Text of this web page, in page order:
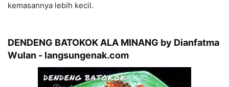
kemasannya lebih kecil.
DENDENG BATOKOK ALA MINANG by Dianfatma
Wulan - langsungenak.com